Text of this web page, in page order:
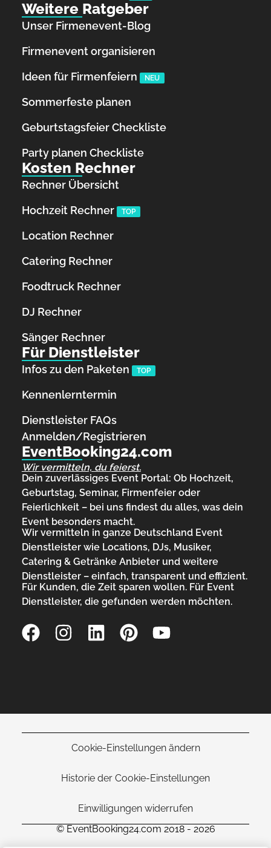
Weitere Ratgeber
Unser Firmenevent-Blog
Firmenevent organisieren
Ideen für Firmenfeiern
NEU
Sommerfeste planen
Geburtstagsfeier Checkliste
Party planen Checkliste
Kosten Rechner
Rechner Übersicht
Hochzeit Rechner
TOP
Location Rechner
Catering Rechner
Foodtruck Rechner
DJ Rechner
Sänger Rechner
Für Dienstleister
Infos zu den Paketen TOP
Kennenlerntermin
Dienstleister FAQs
Anmelden/Registrieren
EventBooking24.com
Wir vermitteln, du feierst.
Dein zuverlässiges Event Portal: Ob Hochzeit,
Geburtstag, Seminar, Firmenfeier oder
Feierlichkeit – bei uns findest du alles, was dein
Event besonders macht.
Wir vermitteln in ganze Deutschland Event
Dienstleister wie Locations, DJs, Musiker,
Catering & Getränke Anbieter und weitere
Dienstleister – einfach, transparent und effizient.
Für Kunden, die Zeit sparen wollen. Für Event
Dienstleister, die gefunden werden möchten.
Cookie-Einstellungen ändern
Historie der Cookie-Einstellungen
Einwilligungen widerrufen
© EventBooking24.com 2018 - 2026